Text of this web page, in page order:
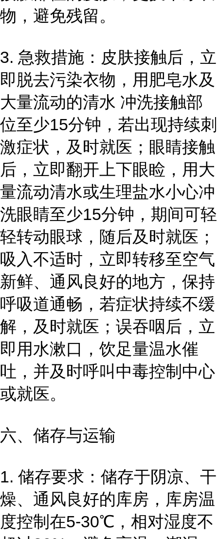
物，避免残留。
3. 急救措施：皮肤接触后，立
即脱去污染衣物，用肥皂水及
大量流动的清水 冲洗接触部
位至少15分钟，若出现持续刺
激症状，及时就医；眼睛接触
后，立即翻开上下眼睑，用大
量流动清水或生理盐水小心冲
洗眼睛至少15分钟，期间可轻
轻转动眼球，随后及时就医；
吸入不适时，立即转移至空气
新鲜、通风良好的地方，保持
呼吸道通畅，若症状持续不缓
解，及时就医；误吞咽后，立
即用水漱口，饮足量温水催
吐，并及时呼叫中毒控制中心
或就医。
六、储存与运输
1. 储存要求：储存于阴凉、干
燥、通风良好的库房，库房温
度控制在5-30℃，相对湿度不